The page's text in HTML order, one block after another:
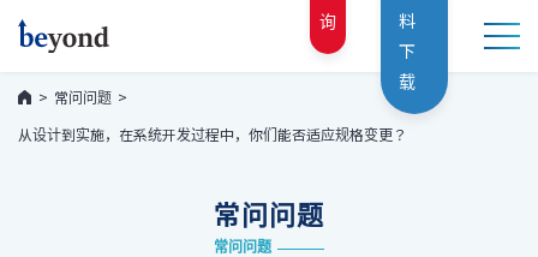
询
料
下
载
常问问题
从设计到实施，在系统开发过程中，你们能否适应规格变更？
常问问题
常问问题